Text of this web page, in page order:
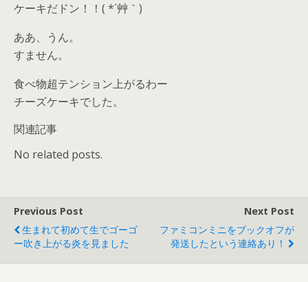
ケーキだドン！！( *´艸｀)
ああ、うん。
すません。
食べ物超テンション上がるわー
チーズケーキでした。
関連記事
No related posts.
Previous Post
生まれて初めて生でゴーゴ
ー吹き上がる炎を見ました
Next Post
ファミコンミニをブックオフが
発送したという連絡あり！